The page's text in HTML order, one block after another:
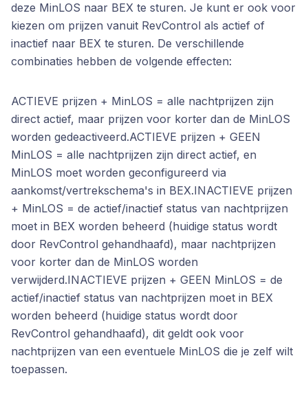
deze MinLOS naar BEX te sturen. Je kunt er ook voor
kiezen om prijzen vanuit RevControl als actief of
inactief naar BEX te sturen. De verschillende
combinaties hebben de volgende effecten:
ACTIEVE prijzen + MinLOS = alle nachtprijzen zijn
direct actief, maar prijzen voor korter dan de MinLOS
worden gedeactiveerd.ACTIEVE prijzen + GEEN
MinLOS = alle nachtprijzen zijn direct actief, en
MinLOS moet worden geconfigureerd via
aankomst/vertrekschema's in BEX.INACTIEVE prijzen
+ MinLOS = de actief/inactief status van nachtprijzen
moet in BEX worden beheerd (huidige status wordt
door RevControl gehandhaafd), maar nachtprijzen
voor korter dan de MinLOS worden
verwijderd.INACTIEVE prijzen + GEEN MinLOS = de
actief/inactief status van nachtprijzen moet in BEX
worden beheerd (huidige status wordt door
RevControl gehandhaafd), dit geldt ook voor
nachtprijzen van een eventuele MinLOS die je zelf wilt
toepassen.